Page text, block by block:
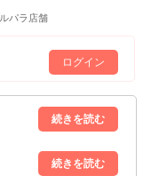
パラ店舗
ログイン
務｣はお休みいたしま